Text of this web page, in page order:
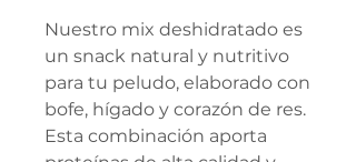
Nuestro mix deshidratado es
un snack natural y nutritivo
para tu peludo, elaborado con
bofe, hígado y corazón de res.
Esta combinación aporta